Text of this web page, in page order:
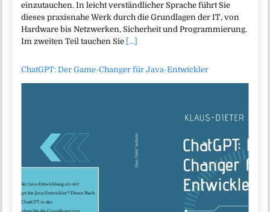
einzutauchen. In leicht verständlicher Sprache führt Sie
dieses praxisnahe Werk durch die Grundlagen der IT, von
Hardware bis Netzwerken, Sicherheit und Programmierung.
Im zweiten Teil tauchen Sie [...]
ChatGPT: Der Game-Changer für Java-Entwickler